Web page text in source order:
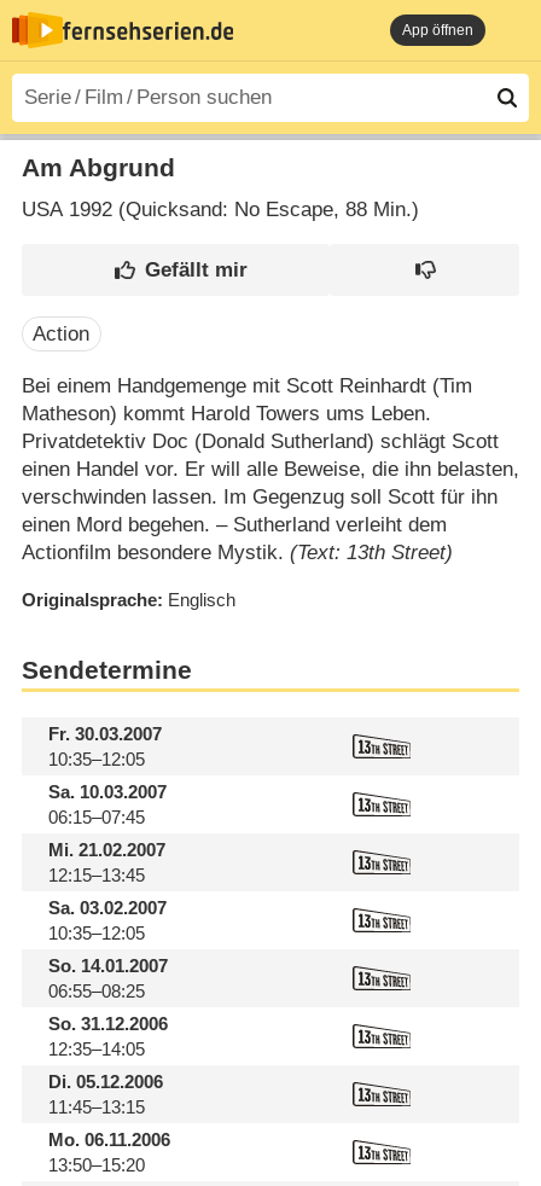
App öffnen
Am Abgrund
USA1992 (Quicksand: No Escape‎, 88 Min.)
Action
Bei einem Handgemenge mit Scott Reinhardt (Tim
Matheson) kommt Harold Towers ums Leben.
Privatdetektiv Doc (Donald Sutherland) schlägt Scott
einen Handel vor. Er will alle Beweise, die ihn belasten,
verschwinden lassen. Im Gegenzug soll Scott für ihn
einen Mord begehen. – Sutherland verleiht dem
Actionfilm besondere Mystik. (Text: 13th Street)
Originalsprache Englisch
Sendetermine
Fr.30.03.2007
10:35–12:05
Sa.10.03.2007
06:15–07:45
Mi.21.02.2007
12:15–13:45
Sa.03.02.2007
10:35–12:05
So.14.01.2007
06:55–08:25
So.31.12.2006
12:35–14:05
Di.05.12.2006
11:45–13:15
Mo.06.11.2006
13:50–15:20